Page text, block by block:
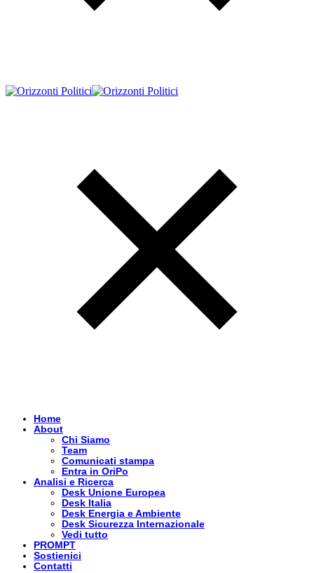
Home
About
Chi Siamo
Team
Comunicati stampa
Entra in OriPo
Analisi e Ricerca
Desk Unione Europea
Desk Italia
Desk Energia e Ambiente
Desk Sicurezza Internazionale
Vedi tutto
PROMPT
Sostienici
Contatti